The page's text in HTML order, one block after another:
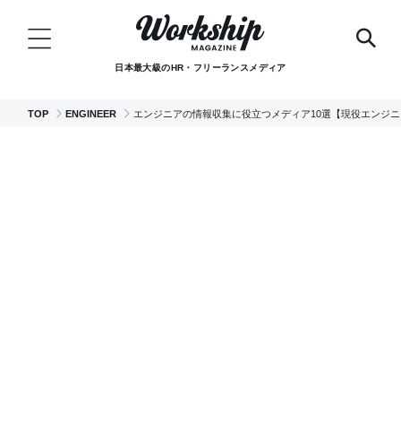
日本最大級のHR・フリーランスメディア
TOP ENGINEER エンジニアの情報収集に役立つメディア10選【現役エンジ